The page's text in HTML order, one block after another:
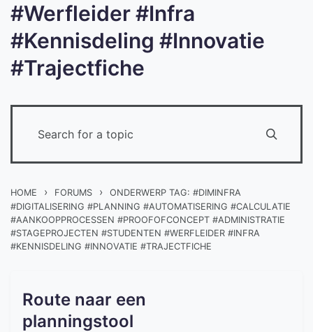
#Werfleider #Infra
#Kennisdeling #Innovatie
#Trajectfiche
HOME › FORUMS ›
ONDERWERP TAG: #DIMINFRA
#DIGITALISERING #PLANNING #AUTOMATISERING #CALCULATIE
#AANKOOPPROCESSEN #PROOFOFCONCEPT #ADMINISTRATIE
#STAGEPROJECTEN #STUDENTEN #WERFLEIDER #INFRA
#KENNISDELING #INNOVATIE #TRAJECTFICHE
Route naar een
planningstool